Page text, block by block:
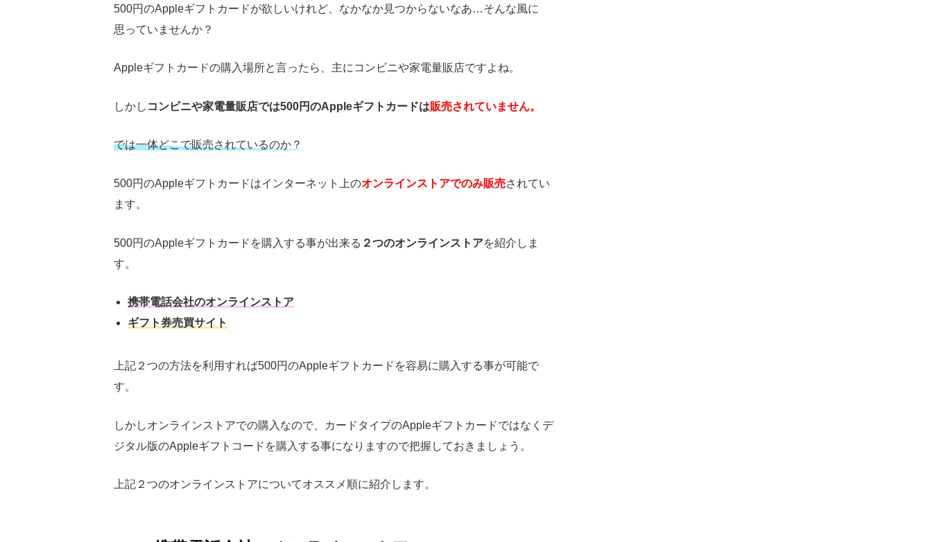
500円のAppleギフトカードが欲しいけれど、なかなか見つからないなあ…そんな風に
思っていませんか？
Appleギフトカードの購入場所と言ったら、主にコンビニや家電量販店ですよね。
しかし コンビニや家電量販店では500円のAppleギフトカードは販売されていません。
では一体どこで販売されているのか？
500円のAppleギフトカードはインターネット上のオンラインストアでのみ販売されてい
ます。
500円のAppleギフトカードを購入する事が出来る ２つのオンラインストアを紹介しま
す。
携帯電話会社のオンラインストア
ギフト券売買サイト
上記２つの方法を利用すれば500円のAppleギフトカードを容易に購入する事が可能で
す。
しかしオンラインストアでの購入なので、カードタイプのAppleギフトカードではなくデ
ジタル版のAppleギフトコードを購入する事になりますので把握しておきましょう。
上記２つのオンラインストアについてオススメ順に紹介します。